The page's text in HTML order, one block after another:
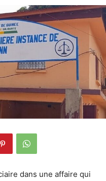
dans une affaire qui